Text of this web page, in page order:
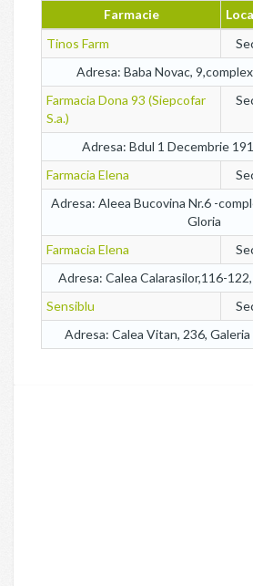
Farmacie
Tinos Farm
Adresa: Baba Novac,
Farmacia Dona 93 (Siepcofar
S.a.)
Adresa: Bdul 1 Decembrie
Farmacia Elena
Adresa: Aleea Bucovina Nr.6 -
Gloria
Farmacia Elena
Adresa: Calea Calarasilor,116-
Sensiblu
Adresa: Calea Vitan, 236, Galeria